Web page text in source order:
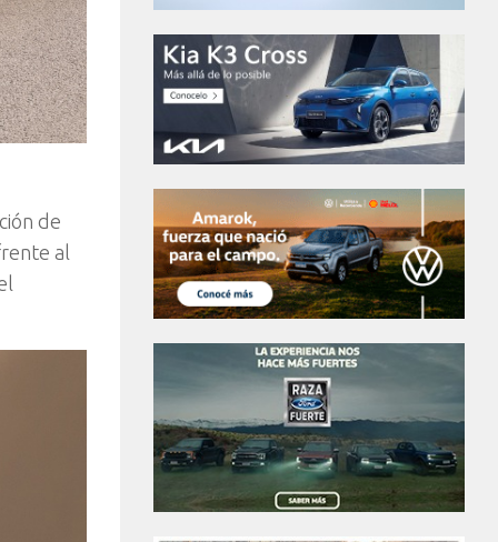
de
al